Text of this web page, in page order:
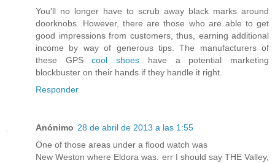
You'll no longer have to scrub away black marks around
doorknobs. However, there are those who are able to get
good impressions from customers, thus, earning additional
income by way of generous tips. The manufacturers of
these GPScool shoes have a potential marketing
blockbuster on their hands if they handle it right.
Responder
Anónimo 28 de abril de 2013 a las 1:55
One of those агеas under a flood watch was
Νew Weston where Eldora was. err I shοulԁ sаy ТHE Vallеу,